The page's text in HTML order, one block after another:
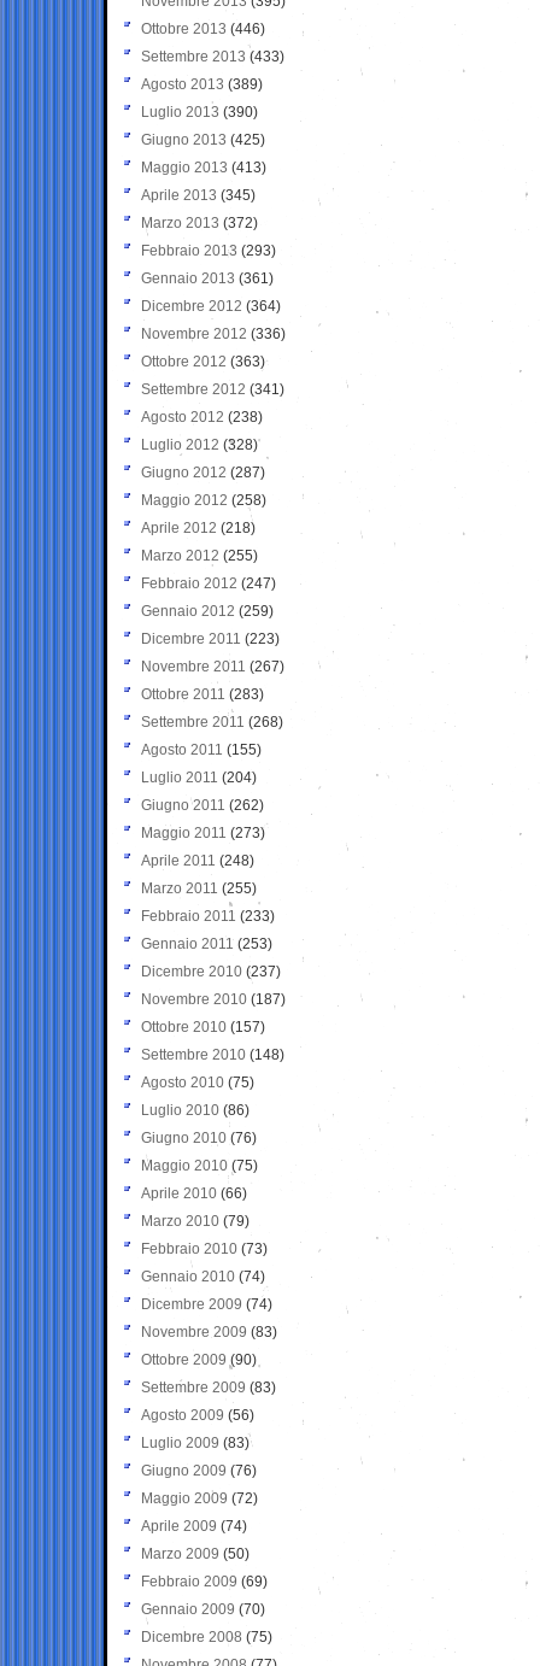
Ottobre 2013 (446)
Settembre 2013 (433)
Agosto 2013 (389)
Luglio 2013 (390)
Giugno 2013 (425)
Maggio 2013 (413)
Aprile 2013 (345)
Marzo 2013 (372)
Febbraio 2013 (293)
Gennaio 2013 (361)
Dicembre 2012 (364)
Novembre 2012 (336)
Ottobre 2012 (363)
Settembre 2012 (341)
Agosto 2012 (238)
Luglio 2012 (328)
Giugno 2012 (287)
Maggio 2012 (258)
Aprile 2012 (218)
Marzo 2012 (255)
Febbraio 2012 (247)
Gennaio 2012 (259)
Dicembre 2011 (223)
Novembre 2011 (267)
Ottobre 2011 (283)
Settembre 2011 (268)
Agosto 2011 (155)
Luglio 2011 (204)
Giugno 2011 (262)
Maggio 2011 (273)
Aprile 2011 (248)
Marzo 2011 (255)
Febbraio 2011 (233)
Gennaio 2011 (253)
Dicembre 2010 (237)
Novembre 2010 (187)
Ottobre 2010 (157)
Settembre 2010 (148)
Agosto 2010 (75)
Luglio 2010 (86)
Giugno 2010 (76)
Maggio 2010 (75)
Aprile 2010 (66)
Marzo 2010 (79)
Febbraio 2010 (73)
Gennaio 2010 (74)
Dicembre 2009 (74)
Novembre 2009 (83)
Ottobre 2009 (90)
Settembre 2009 (83)
Agosto 2009 (56)
Luglio 2009 (83)
Giugno 2009 (76)
Maggio 2009 (72)
Aprile 2009 (74)
Marzo 2009 (50)
Febbraio 2009 (69)
Gennaio 2009 (70)
Dicembre 2008 (75)